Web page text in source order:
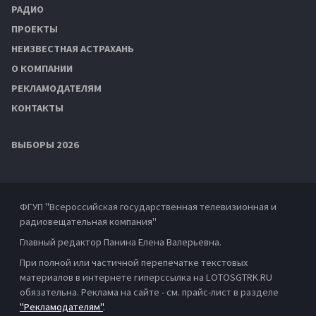
РАДИО
ПРОЕКТЫ
НЕИЗВЕСТНАЯ АСТРАХАНЬ
О КОМПАНИИ
РЕКЛАМОДАТЕЛЯМ
КОНТАКТЫ
ВЫБОРЫ 2026
ФГУП "Всероссийская государственная телевизионная и
радиовещательная компания"
Главный редактор Панина Елена Валерьевна.
При полной или частичной перепечатке текстовых
материалов в интернете гиперссылка на LOTOSGTRK.RU
обязательна. Реклама на сайте - см. прайс-лист в разделе
"Рекламодателям".